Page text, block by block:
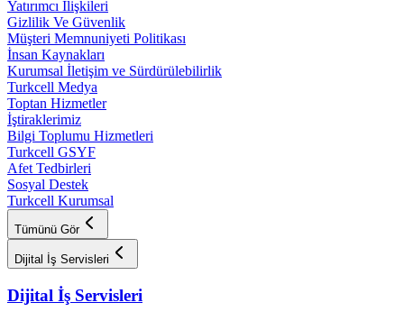
Yatırımcı İlişkileri
Gizlilik Ve Güvenlik
Müşteri Memnuniyeti Politikası
İnsan Kaynakları
Kurumsal İletişim ve Sürdürülebilirlik
Turkcell Medya
Toptan Hizmetler
İştiraklerimiz
Bilgi Toplumu Hizmetleri
Turkcell GSYF
Afet Tedbirleri
Sosyal Destek
Turkcell Kurumsal
Tümünü Gör
Dijital İş Servisleri
Dijital İş Servisleri